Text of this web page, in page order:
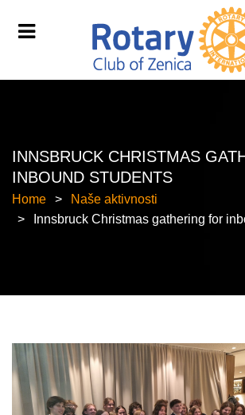
INNSBRUCK CHRISTMAS
INBOUND STUDENTS
Home
Naše aktivnosti
Innsbruck Christmas gathering for